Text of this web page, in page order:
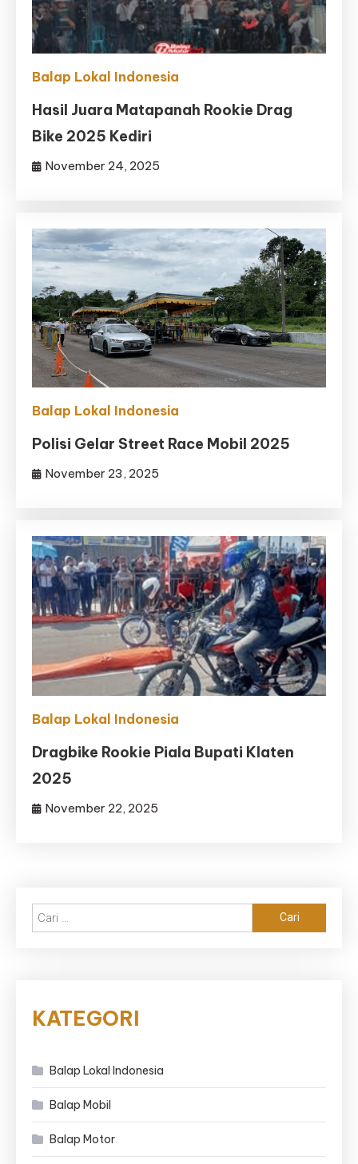
Balap Lokal Indonesia
Hasil Juara Matapanah Rookie Drag
Bike 2025 Kediri
November 24, 2025
Balap Lokal Indonesia
Polisi Gelar Street Race Mobil 2025
November 23, 2025
Balap Lokal Indonesia
Dragbike Rookie Piala Bupati Klaten
2025
November 22, 2025
untuk:
KATEGORI
Balap Lokal Indonesia
Balap Mobil
Balap Motor